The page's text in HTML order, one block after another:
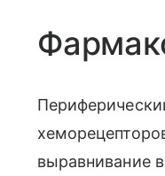
выравнивание